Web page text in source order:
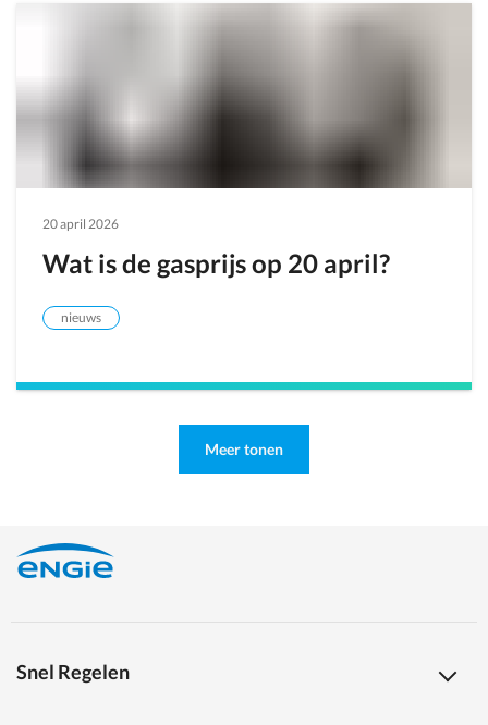
20 april 2026
Wat is de gasprijs op 20 april?
nieuws
Meer tonen
Snel Regelen